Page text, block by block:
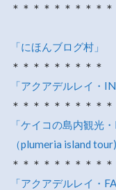
＊＊＊＊＊＊＊＊＊
「にほんブログ村」
＊＊＊＊＊＊＊＊＊
「アクアデルレイ・
＊＊＊＊＊＊＊＊＊＊
「ケイコの島内観光
（plumeria island tour)
＊＊＊＊＊＊＊＊＊＊
「アクアデルレイ・